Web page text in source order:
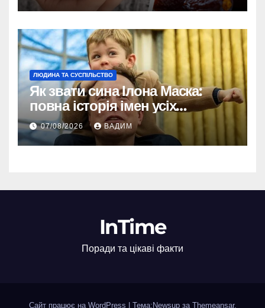
ЛЮДИНА ТА СУСПІЛЬСТВО
Як звати сина Ілона Маска:
повна історія імен усіх
хлопчиків мільярдера
07/08/2026 ВАДИМ
InTime
Поради та цікаві факти
Сайт працює на WordPress Тема:Newsup за Themeansar.